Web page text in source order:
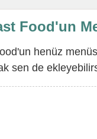
Food'un
henüz
sen de